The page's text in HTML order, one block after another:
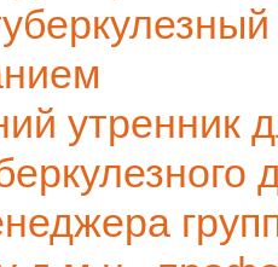
утренник